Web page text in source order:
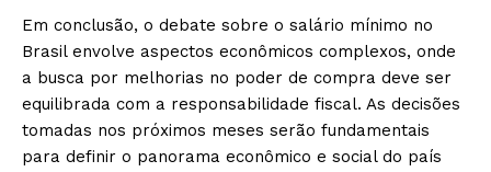
Em conclusão, o debate sobre o salário mínimo no
Brasil envolve aspectos econômicos complexos, onde
a busca por melhorias no poder de compra deve ser
equilibrada com a responsabilidade fiscal. As decisões
tomadas nos próximos meses serão fundamentais
para definir o panorama econômico e social do país